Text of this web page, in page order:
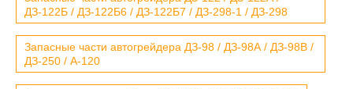
ДЗ-122Б / ДЗ-122Б6 / ДЗ-122Б7 / ДЗ-298-1 / ДЗ-298
Запасные части автогрейдера ДЗ-98 / ДЗ-98А / ДЗ-98В /
ДЗ-250 / А-120